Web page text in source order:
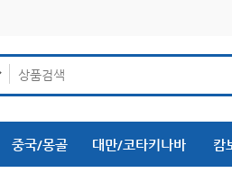
중국/몽골 대만/코타키나바 캄